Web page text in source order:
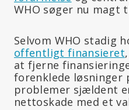
WHO søger nu magt
Selvom WHO stadig
offentligt finansieret
at fjerne
forenklede løsninger
problemer sjældent
nettoskade med et